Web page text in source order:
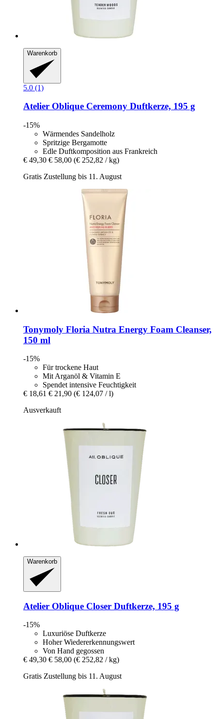
Warenkorb
5.0 (1)
Atelier Oblique Ceremony Duftkerze, 195 g
-15%
Wärmendes Sandelholz
Spritzige Bergamotte
Edle Duftkomposition aus Frankreich
€ 49,30 € 58,00 (€ 252,82 / kg)
Gratis Zustellung bis 11. August
Tonymoly Floria Nutra Energy Foam Cleanser,
150 ml
-15%
Für trockene Haut
Mit Arganöl & Vitamin E
Spendet intensive Feuchtigkeit
€ 18,61 € 21,90 (€ 124,07 / l)
Ausverkauft
Warenkorb
Atelier Oblique Closer Duftkerze, 195 g
-15%
Luxuriöse Duftkerze
Hoher Wiedererkennungswert
Von Hand gegossen
€ 49,30 € 58,00 (€ 252,82 / kg)
Gratis Zustellung bis 11. August